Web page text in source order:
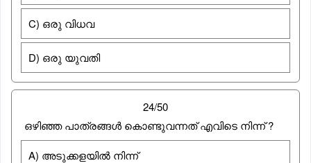
C) ഒരു വിധവ
D) ഒരു യുവതി
24/50
ഒഴിഞ്ഞ പാത്രങ്ങൾ കൊണ്ടുവന്നത് എവിടെ നിന്ന് ?
A) അടുക്കളയിൽ നിന്ന്